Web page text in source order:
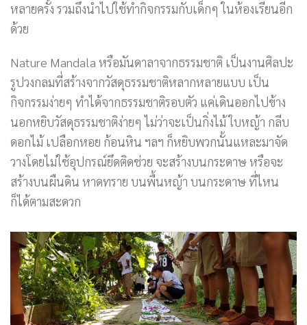
หลายครั้ง รวมถึงนำไปใช้ทำกิจกรรมกับเด็กๆ ในห้องเรียนอีก
ด้วย
Nature Mandala หรือมันดาลาจากธรรมชาติ เป็นงานศิลปะ
รูปวงกลมที่สร้างจากวัสดุธรรมชาติหลากหลายแบบ เป็น
กิจกรรมง่ายๆ ทำได้จากธรรมชาติรอบตัว แค่เดินออกไปข้าง
นอกหยิบวัสดุธรรมชาติง่ายๆ ไม่ว่าจะเป็นกิ่งไม้ ใบหญ้า กลีบ
ดอกไม้ เปลือกหอย ก้อนหิน ฯลฯ ก็หยิบพวกนั้นแหละมาจัด
วางโดยไม่ใช้อุปกรณ์ยึดติดช่วย จะสร้างบนกระดาษ หรือจะ
สร้างบนผืนดิน หาดทราย บนพื้นหญ้า บนกระดาษ ที่ไหน
ก็ได้ตามสะดวก